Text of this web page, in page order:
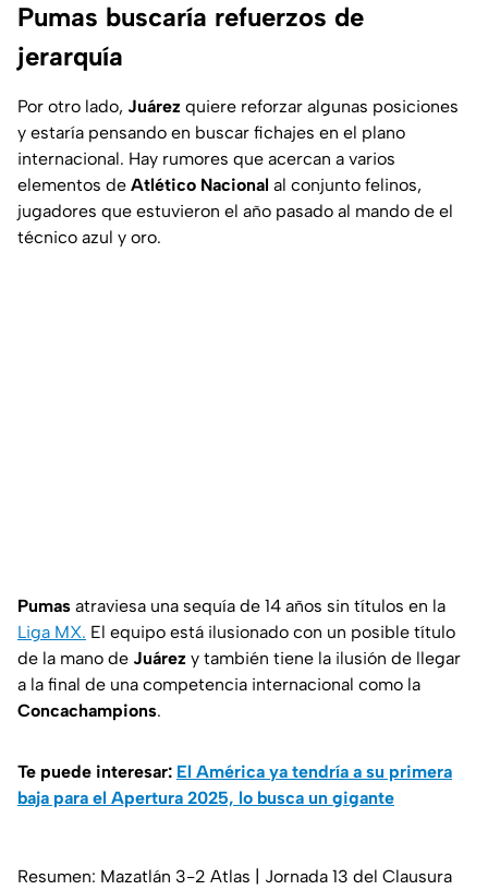
Pumas buscaría refuerzos de
jerarquía
Por otro lado, Juárez quiere reforzar algunas posiciones
y estaría pensando en buscar fichajes en el plano
internacional. Hay rumores que acercan a varios
elementos de Atlético Nacional al conjunto felinos,
jugadores que estuvieron el año pasado al mando de el
técnico azul y oro.
Pumas atraviesa una sequía de 14 años sin títulos en la
Liga MX. El equipo está ilusionado con un posible título
de la mano de Juárez y también tiene la ilusión de llegar
a la final de una competencia internacional como la
Concachampions.
Te puede interesar: El América ya tendría a su primera
baja para el Apertura 2025, lo busca un gigante
Resumen: Mazatlán 3-2 Atlas | Jornada 13 del Clausura